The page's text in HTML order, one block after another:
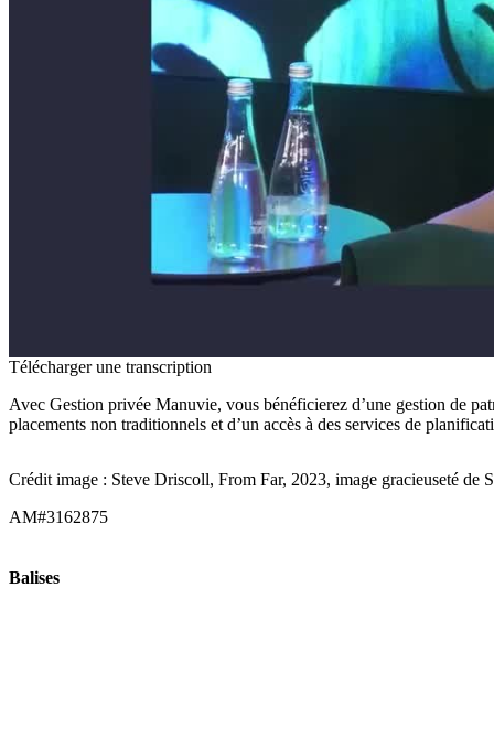
Télécharger une transcription
Avec Gestion privée Manuvie, vous bénéficierez d’une gestion de
placements non traditionnels et d’un accès à des services de
Crédit image : Steve Driscoll, From Far, 2023, image gracieuseté
AM#3162875
Balises